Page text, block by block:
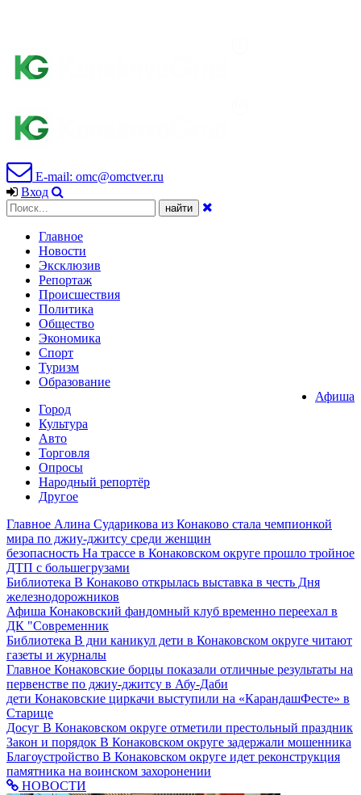
E-mail: omc@omctver.ru
Вход
Главное
Новости
Эксклюзив
Репортаж
Происшествия
Политика
Общество
Экономика
Спорт
Туризм
Образование
Афиша
Город
Культура
Авто
Торговля
Опросы
Народный репортёр
Другое
Главное Алина Сударикова из Конаково стала чемпионкой
мира по джиу-джитсу среди женщин
безопасность На трассе в Конаковском округе прошло тройное
ДТП с большегрузами
Библиотека В Конаково открылась выставка в честь Дня
железнодорожников
Афиша Конаковский фандомный клуб временно переехал в
ДК "Современник
Библиотека В дни каникул дети в Конаковском округе читают
газеты и журналы
Главное Конаковские борцы показали отличные результаты на
первенстве по джиу-джитсу в Абу-Даби
дети Конаковские циркачи выступили на «КарандашФесте» в
Старице
Досуг В Конаковском округе отметили престольный праздник
Закон и порядок В Конаковском округе задержали мошенника
Благоустройство В Конаковском округе идет реконструкция
памятника на воинском захоронении
НОВОСТИ